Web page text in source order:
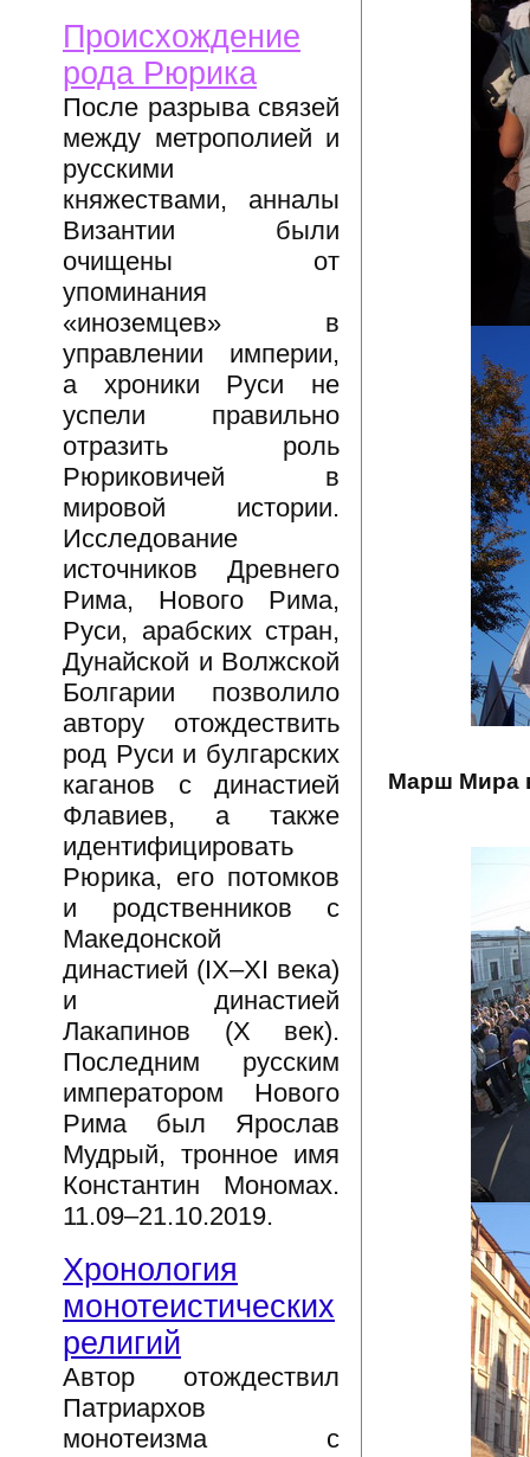
Происхождение
рода Рюрика
После разрыва связей
между метрополией и
русскими
княжествами, анналы
Византии были
очищены от
упоминания
«иноземцев» в
управлении империи,
а хроники Руси не
успели правильно
отразить роль
Рюриковичей в
мировой истории.
Исследование
источников Древнего
Рима, Нового Рима,
Руси, арабских стран,
Дунайской и Волжской
Болгарии позволило
автору отождествить
род Руси и булгарских
каганов с династией
Флавиев, а также
идентифицировать
Рюрика, его потомков
и родственников с
Македонской
династией (IX–XI века)
и династией
Лакапинов (X век).
Последним русским
императором Нового
Рима был Ярослав
Мудрый, тронное имя
Константин Мономах.
11.09–21.10.2019.
Хронология
монотеистических
религий
Автор отождествил
Патриархов
монотеизма с
Марш Мира